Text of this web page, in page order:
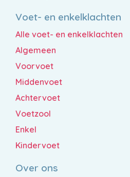
Voet- en enkelklachten
Alle voet- en enkelklachten
Algemeen
Voorvoet
Middenvoet
Achtervoet
Voetzool
Enkel
Kindervoet
Over ons